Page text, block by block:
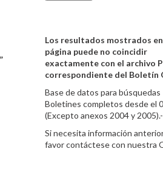
Los resultados mostrados
página puede no coincidir
exactamente con el archivo
correspondiente del Boletín
Base de datos para búsquedas
Boletines completos desde el
(Excepto anexos 2004 y 2005).-
Si necesita información
favor contáctese con nuestra